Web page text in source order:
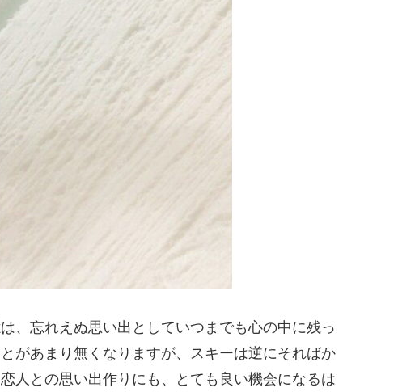
、忘れえぬ思い出としていつまでも心の中に残っ
があまり無くなりますが、スキーは逆にそればか
人との思い出作りにも、とても良い機会になるは